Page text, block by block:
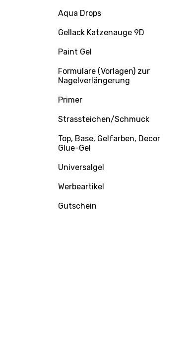
Aqua Drops
Gellack Katzenauge 9D
Paint Gel
Formulare (Vorlagen) zur
Nagelverlängerung
Primer
Strassteichen/Schmuck
Top, Base, Gelfarben, Decor
Glue-Gel
Universalgel
Werbeartikel
Gutschein
Bling Bling #012 10ml
7,14
Zum Warenkorb